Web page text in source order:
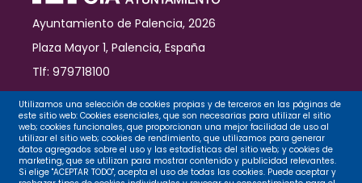
Ayuntamiento de Palencia, 2026
Plaza Mayor 1, Palencia, España
Tlf: 979718100
Contacto
Legal
Utilizamos una selección de cookies propias y de terceros en las páginas de
este sitio web: Cookies esenciales, que son necesarias para utilizar el sitio
web; cookies funcionales, que proporcionan una mejor facilidad de uso al
utilizar el sitio web; cookies de rendimiento, que utilizamos para generar
datos agregados sobre el uso y las estadísticas del sitio web; y cookies de
marketing, que se utilizan para mostrar contenido y publicidad relevantes.
Si elige "ACEPTAR TODO", acepta el uso de todas las cookies. Puede aceptar y